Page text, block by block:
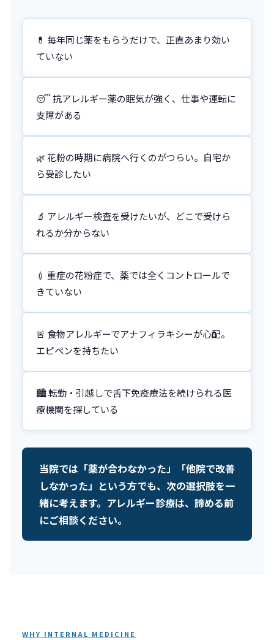
💊 毎年同じ薬をもらうだけで、正直あまり効い
ていない
😴 抗アレルギー薬の眠気が強く、仕事や運転に
支障がある
🌿 花粉の時期に病院へ行くのがつらい。自宅か
ら受診したい
🔬 アレルギー検査を受けたいが、どこで受けら
れるか分からない
💉 重症の花粉症で、薬では全くコントロールで
きていない
🚨 食物アレルギーでアナフィラキシーが心配。
エピペンを持ちたい
🏙️ 転勤・引越しで舌下免疫療法を続けられる医
療機関を探している
当院では「薬が合わなかった」「他院で改善
しなかった」という方でも、次の選択肢を一
緒に考えます。アレルギー診療は、諦める前
にご相談ください。
WHY INTERNAL MEDICINE